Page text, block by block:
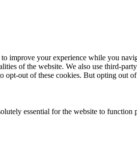
improve your experience while you
of the website. We also use third-
opt-out of these cookies. But opting out
essential for the website to